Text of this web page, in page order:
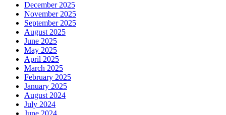
December 2025
November 2025
September 2025
August 2025
June 2025
May 2025
April 2025
March 2025
February 2025
January 2025
August 2024
July 2024